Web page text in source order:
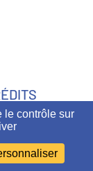
le contrôle sur